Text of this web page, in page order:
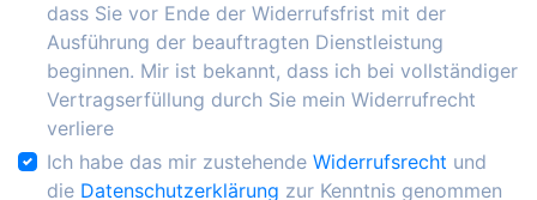
dass Sie vor Ende der Widerrufsfrist mit der
Ausführung der beauftragten Dienstleistung
beginnen. Mir ist bekannt, dass ich bei vollständiger
Vertragserfüllung durch Sie mein Widerrufrecht
verliere
Ich habe das mir zustehende Widerrufsrecht und
die Datenschutzerklärung zur Kenntnis genommen